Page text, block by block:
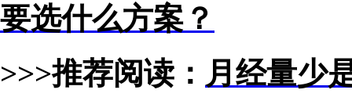
要选什么方案？
>>>推荐阅读： 月经量少